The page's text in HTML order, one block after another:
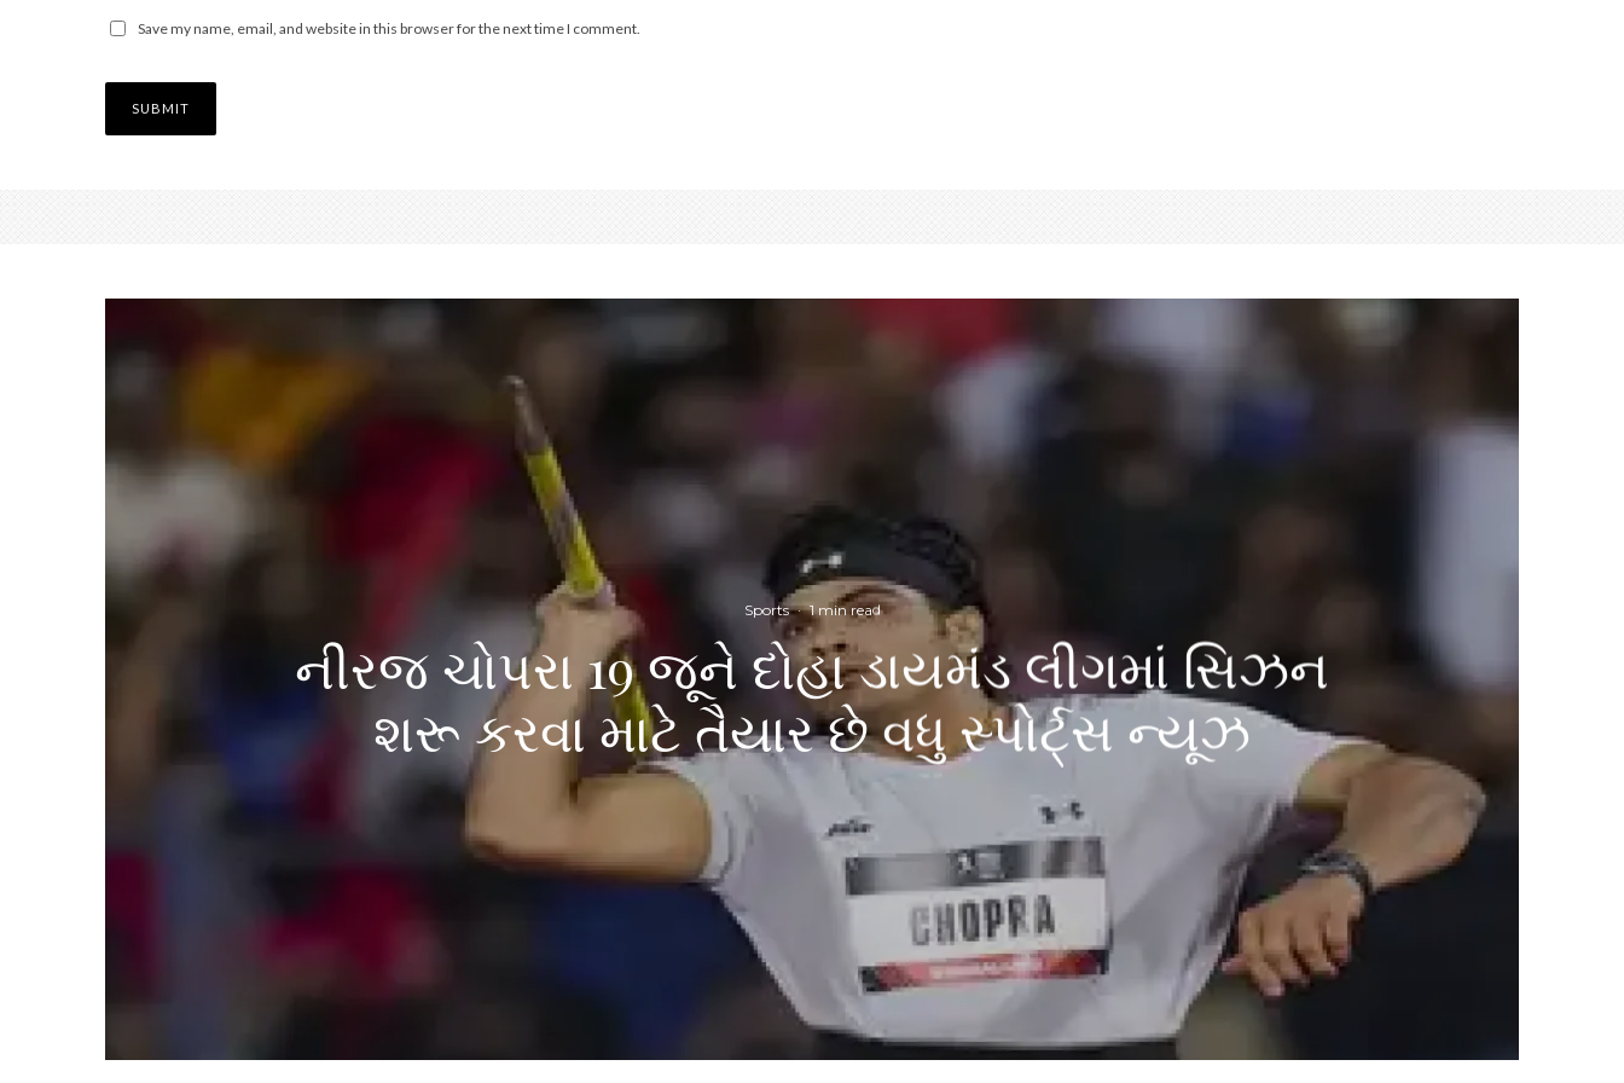
Save my name, email, and website in this browser for the next time I comment.
Sports · 1 min read
નીરજ ચોપરા 19 જૂને દોહા ડાયમંડ લીગમાં સિઝન
શરૂ કરવા માટે તૈયાર છે વધુ સ્પોર્ટ્સ ન્યૂઝ